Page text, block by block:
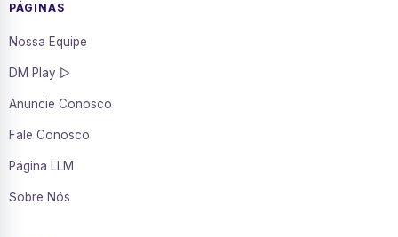
PÁGINAS
Nossa Equipe
DM Play ▷
Anuncie Conosco
Fale Conosco
Página LLM
Sobre Nós